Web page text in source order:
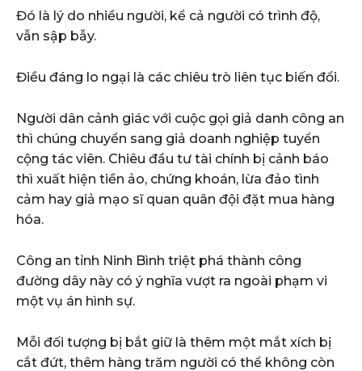
Đó là lý do nhiều người, kể cả người có trình độ,
vẫn sập bẫy.
Điều đáng lo ngại là các chiêu trò liên tục biến đổi.
Người dân cảnh giác với cuộc gọi giả danh công an
thì chúng chuyển sang giả doanh nghiệp tuyển
cộng tác viên. Chiêu đầu tư tài chính bị cảnh báo
thì xuất hiện tiền ảo, chứng khoán, lừa đảo tình
cảm hay giả mạo sĩ quan quân đội đặt mua hàng
hóa.
Công an tỉnh Ninh Bình triệt phá thành công
đường dây này có ý nghĩa vượt ra ngoài phạm vi
một vụ án hình sự.
Mỗi đối tượng bị bắt giữ là thêm một mắt xích bị
cắt đứt, thêm hàng trăm người có thể không còn